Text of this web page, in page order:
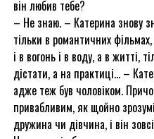
він любив тебе?
– Не знаю. – Катерина знову
тільки в романтичних
і в вогонь і в воду, а в житті,
дістати, а на практиці… –
адже теж був чоловіком.
привабливим, як щойно
дружина чи дівчина, і він